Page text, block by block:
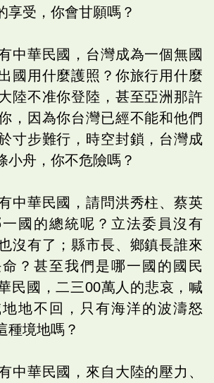
享受，你會甘願嗎？
中華民國，台灣成為一個無國
國用什麼護照？你旅行用什麼
陸不准你登陸，甚至亞洲那許
，因為你台灣已經不能和他們
寸步難行，時空封鎖，台灣成
小舟，你不危險嗎？
中華民國，請問洪秀柱、蔡英
國的總統呢？立法委員沒有
沒有了；縣市長、鄉鎮長誰來
？甚至我們是哪一國的國民
民國，二三00萬人的悲哀，喊
地不回，只有海洋的波濤怒
種境地嗎？
中華民國，來自大陸的壓力、